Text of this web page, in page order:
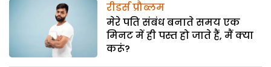
रीडर्स प्रौब्लम
मेरे पति संबंध बनाते समय एक
मिनट में ही पस्त हो जाते हैं, मैं क्या
करूं?